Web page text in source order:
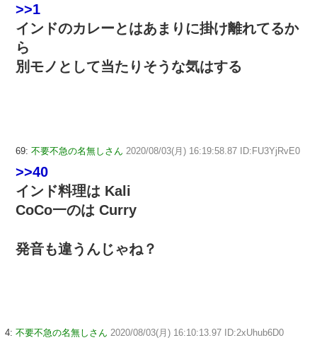
>>1
インドのカレーとはあまりに掛け離れてるか
ら
別モノとして当たりそうな気はする
69: 不要不急の名無しさん 2020/08/03(月) 16:19:58.87 ID:FU3YjRvE0
>>40
インド料理は Kali
CoCo一のは Curry
発音も違うんじゃね？
4: 不要不急の名無しさん 2020/08/03(月) 16:10:13.97 ID:2xUhub6D0